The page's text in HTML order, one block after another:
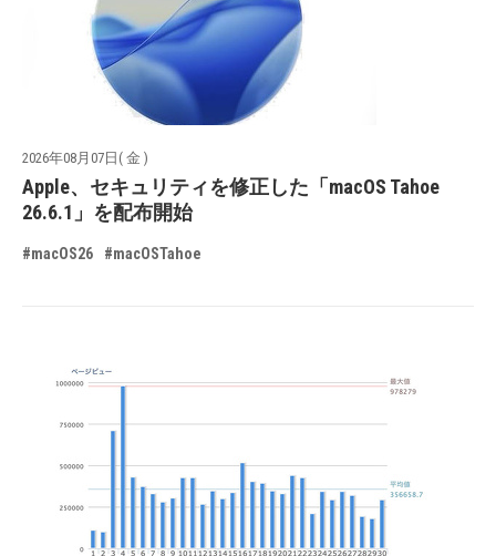
2026年08月07日( 金 )
Apple、セキュリティを修正した「macOS Tahoe
26.6.1」を配布開始
#macOS26 #macOSTahoe